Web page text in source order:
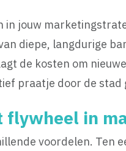
jouw
diepe, langdurige
de kosten om
praatje door de stad
flywheel in
voordelen. Ten